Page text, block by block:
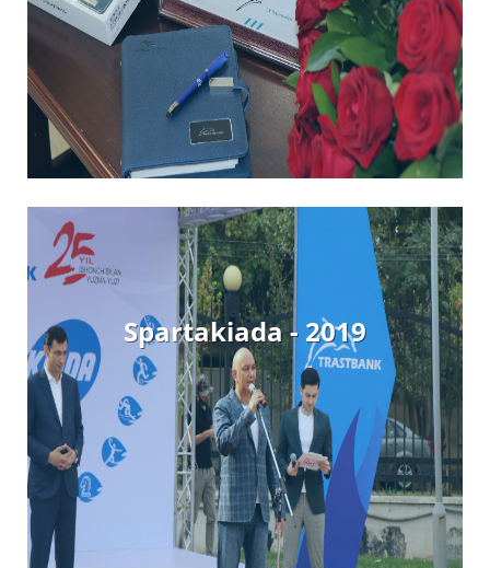
Spartakiada - 2019